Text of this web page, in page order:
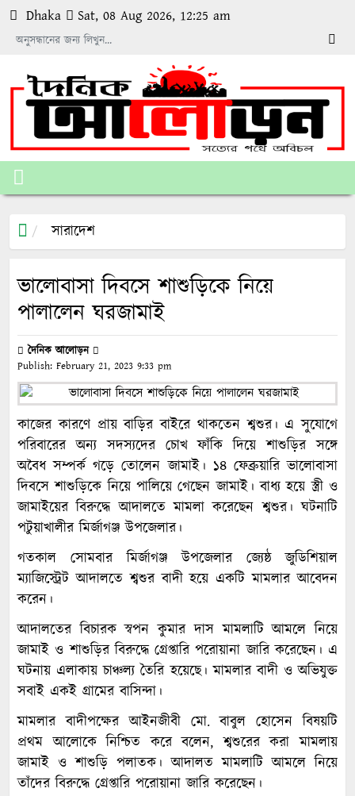
Dhaka Sat, 08 Aug 2026, 12:25 am
সারাদেশ
ভালোবাসা দিবসে শাশুড়িকে নিয়ে
পালালেন ঘরজামাই
দৈনিক আলোড়ন
Publish: February 21, 2023 9:33 pm
কাজের কারণে প্রায় বাড়ির বাইরে থাকতেন শ্বশুর। এ সুযোগে
পরিবারের অন্য সদস্যদের চোখ ফাঁকি দিয়ে শাশুড়ির সঙ্গে
অবৈধ সম্পর্ক গড়ে তোলেন জামাই। ১৪ ফেব্রুয়ারি ভালোবাসা
দিবসে শাশুড়িকে নিয়ে পালিয়ে গেছেন জামাই। বাধ্য হয়ে স্ত্রী ও
জামাইয়ের বিরুদ্ধে আদালতে মামলা করেছেন শ্বশুর। ঘটনাটি
পটুয়াখালীর মির্জাগঞ্জ উপজেলার।
গতকাল সোমবার মির্জাগঞ্জ উপজেলার জ্যেষ্ঠ জুডিশিয়াল
ম্যাজিস্ট্রেট আদালতে শ্বশুর বাদী হয়ে একটি মামলার আবেদন
করেন।
আদালতের বিচারক স্বপন কুমার দাস মামলাটি আমলে নিয়ে
জামাই ও শাশুড়ির বিরুদ্ধে গ্রেপ্তারি পরোয়ানা জারি করেছেন। এ
ঘটনায় এলাকায় চাঞ্চল্য তৈরি হয়েছে। মামলার বাদী ও অভিযুক্ত
সবাই একই গ্রামের বাসিন্দা।
মামলার বাদীপক্ষের আইনজীবী মো. বাবুল হোসেন বিষয়টি
প্রথম আলোকে নিশ্চিত করে বলেন, শ্বশুরের করা মামলায়
জামাই ও শাশুড়ি পলাতক। আদালত মামলাটি আমলে নিয়ে
তাঁদের বিরুদ্ধে গ্রেপ্তারি পরোয়ানা জারি করেছেন।